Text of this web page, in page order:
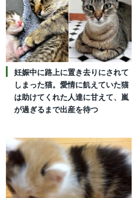
妊娠中に路上に置き去りにされて
しまった猫。愛情に飢えていた猫
は助けてくれた人達に甘えて、嵐
が過ぎるまで出産を待つ